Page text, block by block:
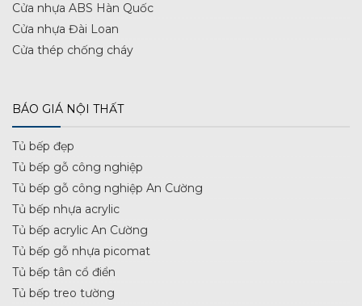
Cửa nhựa ABS Hàn Quốc
Cửa nhựa Đài Loan
Cửa thép chống cháy
BÁO GIÁ NỘI THẤT
Tủ bếp đẹp
Tủ bếp gỗ công nghiệp
Tủ bếp gỗ công nghiệp An Cường
Tủ bếp nhựa acrylic
Tủ bếp acrylic An Cường
Tủ bếp gỗ nhựa picomat
Tủ bếp tân cổ điển
Tủ bếp treo tường